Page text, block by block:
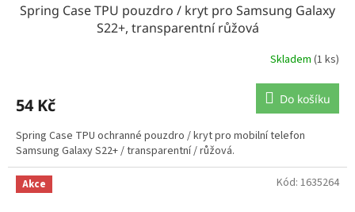
Spring Case TPU pouzdro / kryt pro Samsung Galaxy
S22+, transparentní růžová
Skladem (1 ks)
54 Kč Do košíku
Spring Case TPU ochranné pouzdro / kryt pro mobilní telefon
Samsung Galaxy S22+ / transparentní / růžová.
Akce Kód: 1635264